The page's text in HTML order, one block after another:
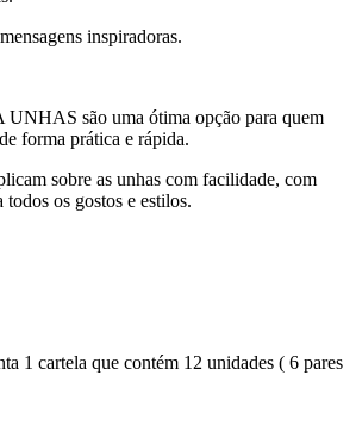
inspiradoras.
UNHAS são uma ótima opção para quem
forma prática e rápida.
sobre as unhas com facilidade, com
todos os gostos e estilos.
1 cartela que contém 12 unidades ( 6 pares